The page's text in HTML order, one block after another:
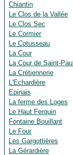
Chiantin
Le Clos de la Vallée
Le Clos Sec
Le Cormier
Le Cotusseau
La Cour
La Cour de Saint-Paul
La Crétiennerie
L'Echardière
Epinais
La ferme des Loges
Le Haut Ferquin
Fontaine Bouillant
Le Four
Les Gargottières
La Gérardière